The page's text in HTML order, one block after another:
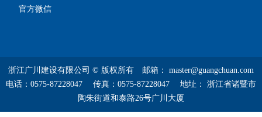
官方微信
浙江广川建设有限公司 © 版权所有 邮箱： master@guangchuan.com
电话：0575-87228047 传真：0575-87228047 地址： 浙江省诸暨市
陶朱街道和泰路26号广川大厦